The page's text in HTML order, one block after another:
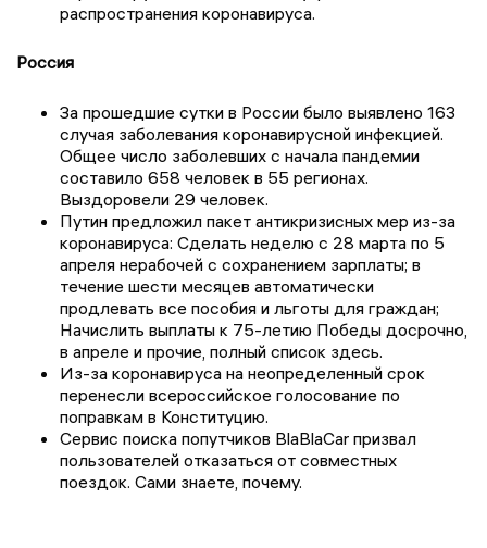
распространения коронавируса.
Россия
За прошедшие сутки в России было выявлено 163
случая заболевания коронавирусной инфекцией.
Общее число заболевших с начала пандемии
составило 658 человек в 55 регионах.
Выздоровели 29 человек.
Путин предложил пакет антикризисных мер из-за
коронавируса: Сделать неделю с 28 марта по 5
апреля нерабочей с сохранением зарплаты; в
течение шести месяцев автоматически
продлевать все пособия и льготы для граждан;
Начислить выплаты к 75-летию Победы досрочно,
в апреле и прочие, полный список здесь.
Из-за коронавируса на неопределенный срок
перенесли всероссийское голосование по
поправкам в Конституцию.
Cервис поиска попутчиков BlaBlaCar призвал
пользователей отказаться от совместных
поездок. Сами знаете, почему.